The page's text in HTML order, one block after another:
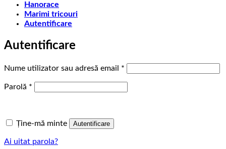
Hanorace
Marimi tricouri
Autentificare
Autentificare
Nume utilizator sau adresă email *
Parolă *
Ține-mă minte Autentificare
Ai uitat parola?